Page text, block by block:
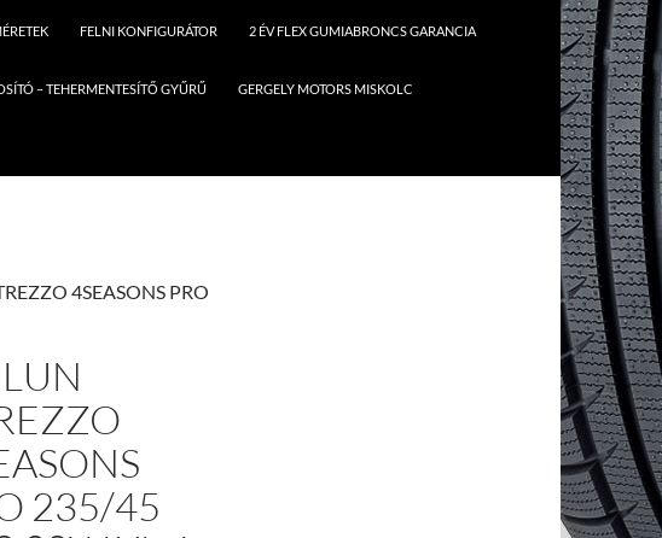
FELNI KONFIGURÁTOR 2 ÉV FLEX GUMIABRONCS GARANCIA
– TEHERMENTESÍTŐ GYŰRŰ GERGELY MOTORS MISKOLC
4SEASONS PRO
235/45